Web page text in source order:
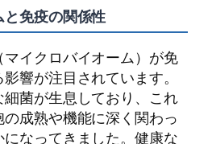
免疫の関係性
イクロバイオーム）が免
響が注目されています。
菌が生息しており、これ
成熟や機能に深く関わっ
なってきました。健康な